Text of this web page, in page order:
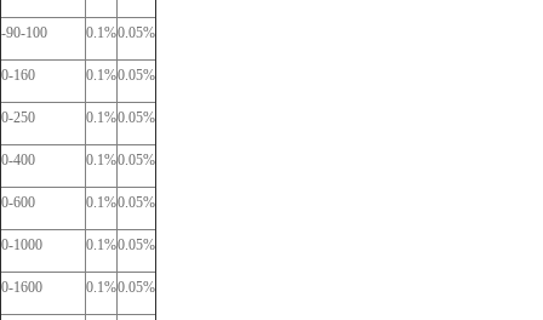
-90-100 0.1%0.05%
0-160 0.1%0.05%
0-250 0.1%0.05%
0-400 0.1%0.05%
0-600 0.1%0.05%
0-1000 0.1%0.05%
0-1600 0.1%0.05%